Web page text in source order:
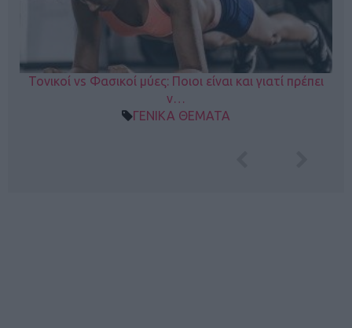
Τονικοί vs Φασικοί μύες: Ποιοι είναι και γιατί πρέπει
ν…
ΓΕΝΙΚΑ ΘΕΜΑΤΑ